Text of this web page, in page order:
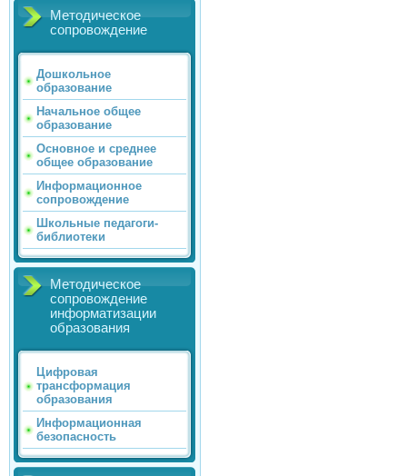
Методическое
сопровождение
Дошкольное
образование
Начальное общее
образование
Основное и среднее
общее образование
Информационное
сопровождение
Школьные педагоги-
библиотеки
Методическое
сопровождение
информатизации
образования
Цифровая
трансформация
образования
Информационная
безопасность